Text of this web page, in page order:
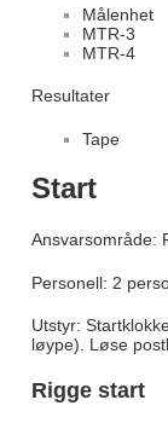
Målenhet
MTR-3
MTR-4
Resultater
Tape
Start
Ansvarsområde:
Personell: 2
Utstyr:
løype). Løse
Rigge start